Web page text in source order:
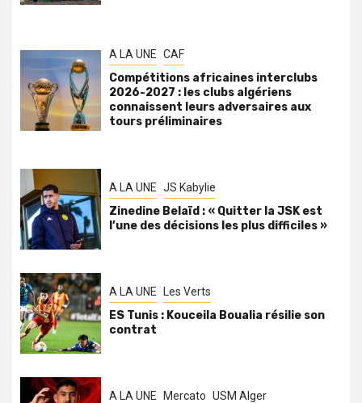
A LA UNE CAF
Compétitions africaines interclubs
2026-2027 : les clubs algériens
connaissent leurs adversaires aux
tours préliminaires
A LA UNE JS Kabylie
Zinedine Belaïd : « Quitter la JSK est
l’une des décisions les plus difficiles »
A LA UNE Les Verts
ES Tunis : Kouceila Boualia résilie son
contrat
A LA UNE Mercato USM Alger